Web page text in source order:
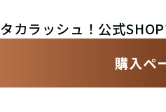
タカラッシュ！公式
購入ペ